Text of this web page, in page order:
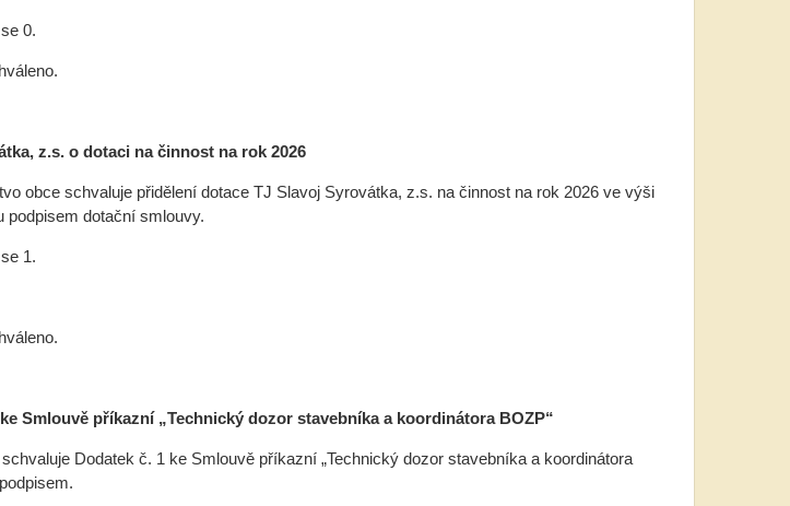
0.
z.s. o dotaci na činnost na rok 2026
obce schvaluje přidělení dotace TJ Slavoj Syrovátka, z.s. na činnost na rok 2026 ve výši
podpisem dotační smlouvy.
1.
Smlouvě příkazní „Technický dozor stavebníka a koordinátora BOZP“
Dodatek č. 1 ke Smlouvě příkazní „Technický dozor stavebníka a koordinátora